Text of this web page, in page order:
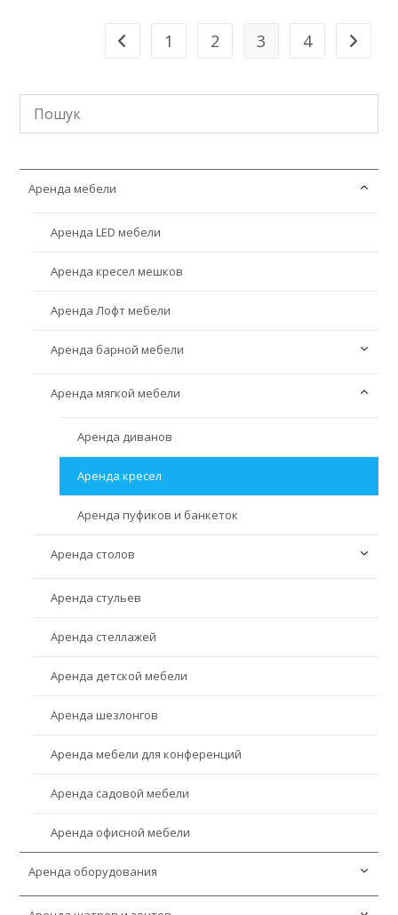
1 2 3 4
Аренда мебели
Аренда LED мебели
Аренда кресел мешков
Аренда Лофт мебели
Аренда барной мебели
Аренда барных стоек
Аренда барных столов
Аренда барных стульев
Аренда мягкой мебели
Аренда диванов
Аренда кресел
Аренда пуфиков и банкеток
Аренда столов
Аренда банкетных столов
Аренда журнальных столов
Аренда круглых столов
Аренда фуршетных столов
Аренда коктейльных столов
Аренда стульев
Аренда стеллажей
Аренда детской мебели
Аренда шезлонгов
Аренда мебели для конференций
Аренда садовой мебели
Аренда офисной мебели
Аренда оборудования